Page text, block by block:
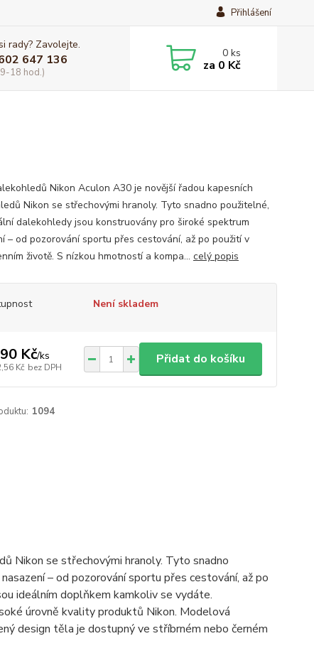
Přihlášení
rady? Zavolejte.
647 136
18 hod.)
0ks
za 0 Kč
Nikon Aculon A30 je novější řadou kapesních
Nikon se střechovými hranoly. Tyto snadno použitelné,
dalekohledy jsou konstruovány pro široké spektrum
– od pozorování sportu přes cestování, až po použití v
životě. S nízkou hmotností a kompa... celý popis
Není skladem
Kč/ks
Kč bez DPH
Přidat do košíku
1094
Nikon se střechovými hranoly. Tyto snadno
– od pozorování sportu přes cestování, až po
ideálním doplňkem kamkoliv se vydáte.
úrovně kvality produktů Nikon. Modelová
design těla je dostupný ve stříbrném nebo černém